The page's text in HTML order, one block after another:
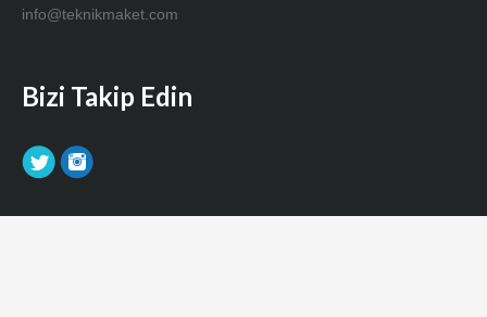
info@teknikmaket.com
Bizi Takip Edin